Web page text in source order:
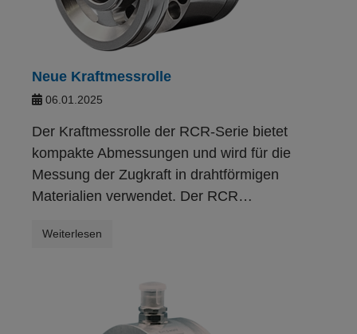
Neue Kraftmessrolle
06.01.2025
Der Kraftmessrolle der RCR-Serie bietet
kompakte Abmes­sungen und wird für die
Messung der Zugkraft in drahtförmigen
Materialien verwendet. Der RCR…
Weiterlesen